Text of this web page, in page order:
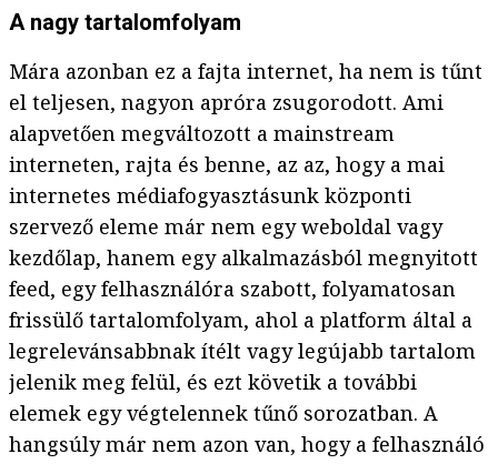
A nagy tartalomfolyam
Mára azonban ez a fajta internet, ha nem is tűnt
el teljesen, nagyon apróra zsugorodott. Ami
alapvetően megváltozott a mainstream
interneten, rajta és benne, az az, hogy a mai
internetes médiafogyasztásunk központi
szervező eleme már nem egy weboldal vagy
kezdőlap, hanem egy alkalmazásból megnyitott
feed, egy felhasználóra szabott, folyamatosan
frissülő tartalomfolyam, ahol a platform által a
legrelevánsabbnak ítélt vagy legújabb tartalom
jelenik meg felül, és ezt követik a további
elemek egy végtelennek tűnő sorozatban. A
hangsúly már nem azon van, hogy a felhasználó